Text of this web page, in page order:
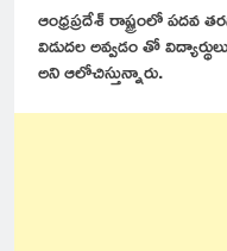
ఆంధ్రప్రదేశ్ రాష్ట్రంలో
విడుదల అవ్వడం తో
అని ఆలోచిస్తున్నారు.